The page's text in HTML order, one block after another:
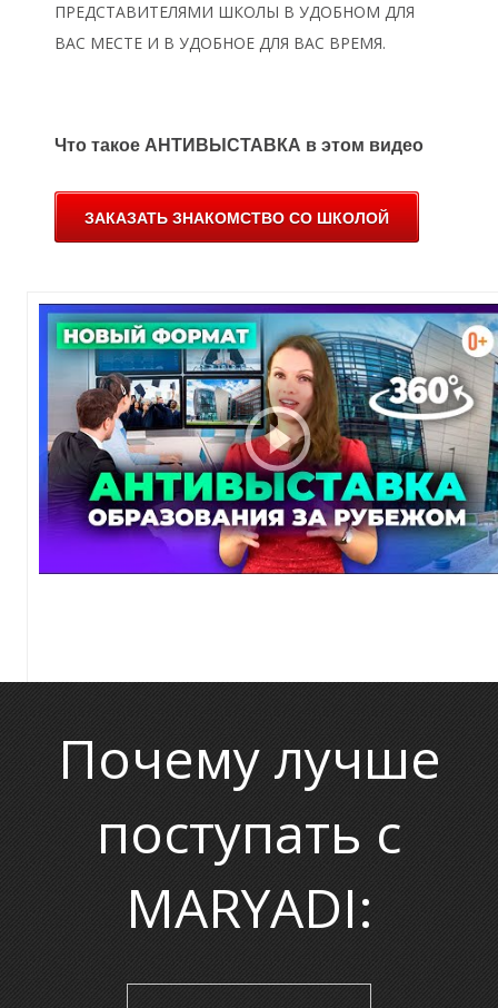
Л
У
ПРЕДСТАВИТЕЛЯМИ ШКОЛЫ В УДОБНОМ ДЛЯ
ВАС МЕСТЕ И В УДОБНОЕ ДЛЯ ВАС ВРЕМЯ.
Что такое АНТИВЫСТАВКА в этом видео
ЗАКАЗАТЬ ЗНАКОМСТВО СО ШКОЛОЙ
Почему лучше
поступать с
MARYADI: